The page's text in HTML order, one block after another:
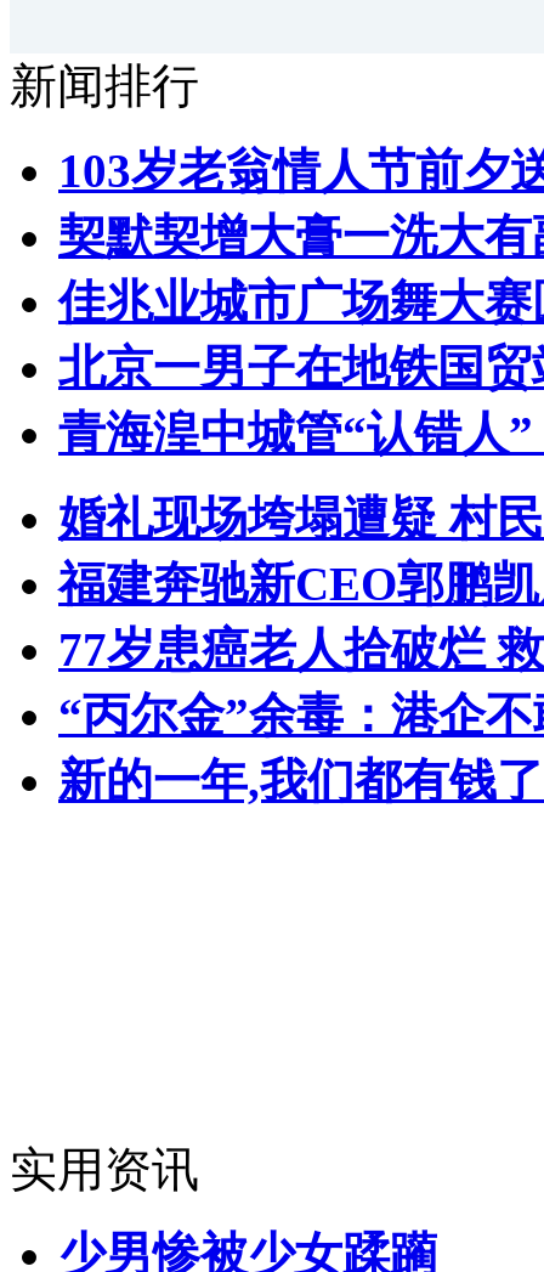
新闻排行
103岁老翁情人节前夕
契默契增大膏一洗大
佳兆业城市广场舞大
北京一男子在地铁国
青海湟中城管“认错人
婚礼现场垮塌遭疑 村
福建奔驰新CEO郭鹏
77岁患癌老人拾破烂
“丙尔金”余毒：港企
新的一年,我们都有钱
实用资讯
少男惨被少女蹂躏